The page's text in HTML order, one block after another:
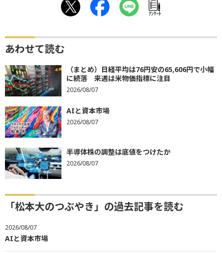
ｱﾝｹｰﾄ
あわせて読む
（まとめ）日経平均は76円安の65,606円で小幅
に続落 来週は米物価指標に注目
2026/08/07
AIと資本市場
2026/08/07
半導体株の調整は底値をつけたか
2026/08/07
「松本大のつぶやき」の過去記事を読む
2026/08/07
AIと資本市場